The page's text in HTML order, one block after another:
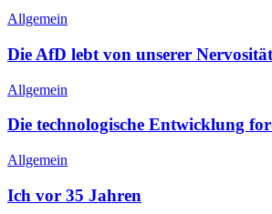
Allgemein
Die AfD lebt von unserer Nervosität
Allgemein
Die technologische Entwicklung
Allgemein
Ich vor 35 Jahren